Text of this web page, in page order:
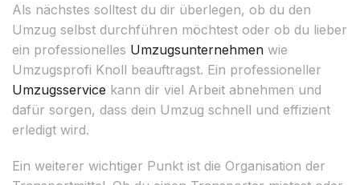
Als nächstes solltest du dir überlegen, ob du den
Umzug selbst durchführen möchtest oder ob du lieber
ein professionelles Umzugsunternehmen wie
Umzugsprofi Knoll beauftragst. Ein professioneller
Umzugsservice kann dir viel Arbeit abnehmen und
dafür sorgen, dass dein Umzug schnell und effizient
erledigt wird.
Ein weiterer wichtiger Punkt ist die Organisation der